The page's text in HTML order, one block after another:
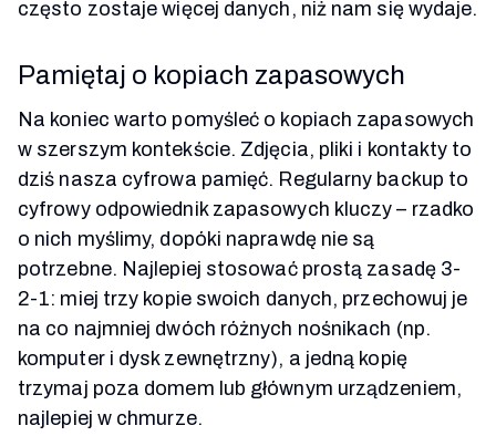
często zostaje więcej danych, niż nam się wydaje.
Pamiętaj o kopiach zapasowych
Na koniec warto pomyśleć o kopiach zapasowych
w szerszym kontekście. Zdjęcia, pliki i kontakty to
dziś nasza cyfrowa pamięć. Regularny backup to
cyfrowy odpowiednik zapasowych kluczy – rzadko
o nich myślimy, dopóki naprawdę nie są
potrzebne. Najlepiej stosować prostą zasadę 3-
2-1: miej trzy kopie swoich danych, przechowuj je
na co najmniej dwóch różnych nośnikach (np.
komputer i dysk zewnętrzny), a jedną kopię
trzymaj poza domem lub głównym urządzeniem,
najlepiej w chmurze.